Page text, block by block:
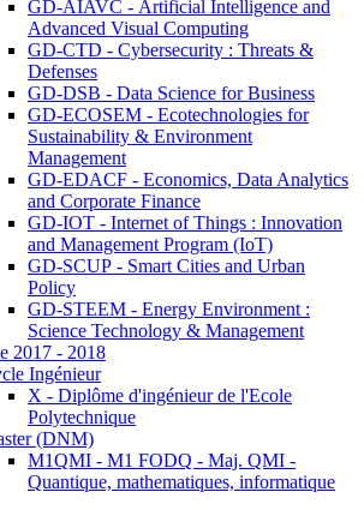
GD-AIAVC - Artificial Intelligence and
Advanced Visual Computing
GD-CTD - Cybersecurity : Threats &
Defenses
GD-DSB - Data Science for Business
GD-ECOSEM - Ecotechnologies for
Sustainability & Environment
Management
GD-EDACF - Economics, Data Analytics
and Corporate Finance
GD-IOT - Internet of Things : Innovation
and Management Program (IoT)
GD-SCUP - Smart Cities and Urban
Policy
GD-STEEM - Energy Environment :
Science Technology & Management
2017 - 2018
Ingénieur
X - Diplôme d'ingénieur de l'Ecole
Polytechnique
(DNM)
M1QMI - M1 FODQ - Maj. QMI -
Quantique, mathematiques, informatique